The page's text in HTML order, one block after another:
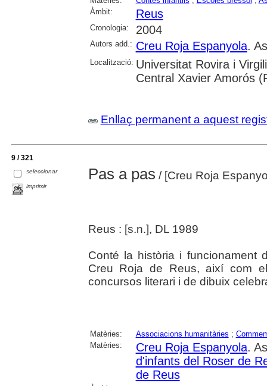
Àmbit:
Reus
Cronologia: 2004
Autors add.: Creu Roja Espanyola.
Localització: Universitat Rovira i
Central Xavier Amorós
Enllaç permanent a aquest
9 / 321
seleccionar
imprimir
Pas a pas / [Creu Roja
Reus : [s.n.], DL 1989
Conté la història i funcionament
Creu Roja de Reus, així com
concursos literari i de dibuix
Matèries: Associacions humanitàries ;
Matèries:
Creu Roja Espanyola.
d'infants del Roser de
de Reus